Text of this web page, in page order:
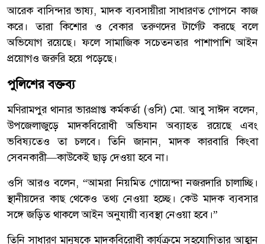
আরেক বাসিন্দার ভাষ্য, মাদক ব্যবসায়ীরা সাধারণত গোপনে কাজ
করে। তারা কিশোর ও বেকার তরুণদের টার্গেট করছে বলে
অভিযোগ রয়েছে। ফলে সামাজিক সচেতনতার পাশাপাশি আইন
প্রয়োগও জরুরি হয়ে পড়েছে।
পুলিশের বক্তব্য
মণিরামপুর থানার ভারপ্রাপ্ত কর্মকর্তা (ওসি) মো. আবু সাঈদ বলেন,
উপজেলাজুড়ে মাদকবিরোধী অভিযান অব্যাহত রয়েছে এবং
ভবিষ্যতেও তা চলবে। তিনি জানান, মাদক কারবারি কিংবা
সেবনকারী—কাউকেই ছাড় দেওয়া হবে না।
ওসি আরও বলেন, “আমরা নিয়মিত গোয়েন্দা নজরদারি চালাচ্ছি।
স্থানীয়দের কাছ থেকেও তথ্য নেওয়া হচ্ছে। কেউ মাদক ব্যবসার
সঙ্গে জড়িত থাকলে আইন অনুযায়ী ব্যবস্থা নেওয়া হবে।”
তিনি সাধারণ মানুষকে মাদকবিরোধী কার্যক্রমে সহযোগিতার আহ্বান